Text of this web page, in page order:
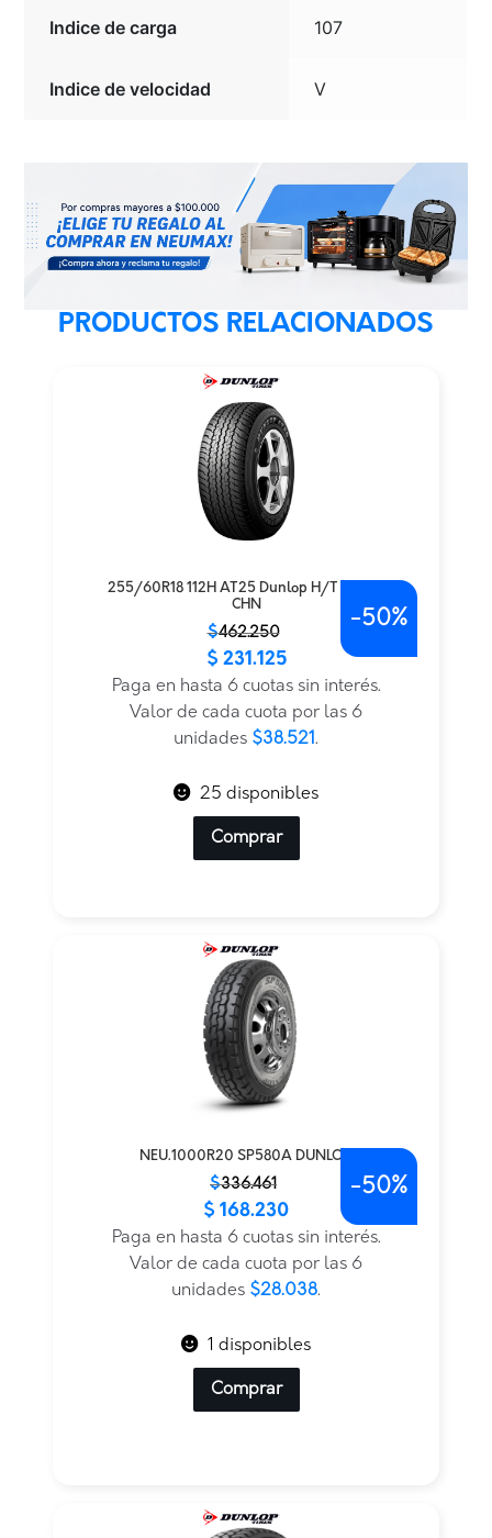
Indice de carga 107
Indice de velocidad V
PRODUCTOS RELACIONADOS
255/60R18 112H AT25 Dunlop H/T TL BLK
CHN
$462.250
original
actual
$ 231.125
Paga en hasta 6 cuotas sin interés.
Valor de cada cuota por las 6
unidades $38.521.
-50%
25 disponibles
Comprar
NEU.1000R20 SP580A DUNLOP
$336.461
original
actual
$ 168.230
Paga en hasta 6 cuotas sin interés.
Valor de cada cuota por las 6
unidades $28.038.
-50%
1 disponibles
Comprar